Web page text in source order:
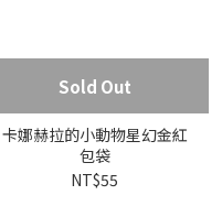
Sold Out
卡娜赫拉的小動物星幻金紅
包袋
NT$55